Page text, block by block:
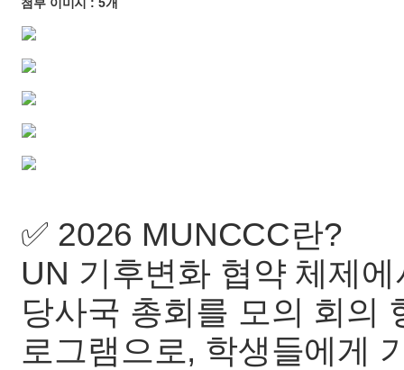
✅ 2026 MUNCCC란?
UN 기후변화 협약 체제
당사국 총회를 모의 회의
로그램으로, 학생들에게